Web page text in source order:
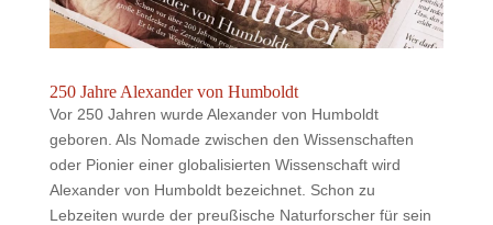
250 Jahre Alexander von Humboldt
Vor 250 Jahren wurde Alexander von Humboldt
geboren. Als Nomade zwischen den Wissenschaften
oder Pionier einer globalisierten Wissenschaft wird
Alexander von Humboldt bezeichnet. Schon zu
Lebzeiten wurde der preußische Naturforscher für sein